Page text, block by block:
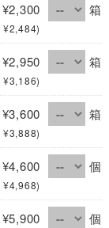
¥2,300
¥2,484)
箱
¥2,950
¥3,186)
箱
¥3,600
¥3,888)
箱
¥4,600
¥4,968)
個
¥5,900 個